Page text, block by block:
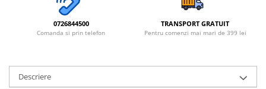
0726844500
Comanda si prin telefon
TRANSPORT GRATUIT
Pentru comenzi mai mari de 399 lei
Descriere